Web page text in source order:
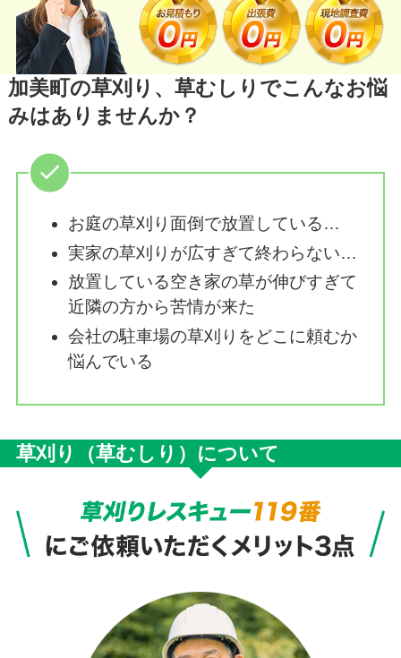
加美町の草刈り、草むしりでこんなお悩
みはありませんか？
お庭の草刈り面倒で放置している…
実家の草刈りが広すぎて終わらない…
放置している空き家の草が伸びすぎて
近隣の方から苦情が来た
会社の駐車場の草刈りをどこに頼むか
悩んでいる
草刈り（草むしり）について